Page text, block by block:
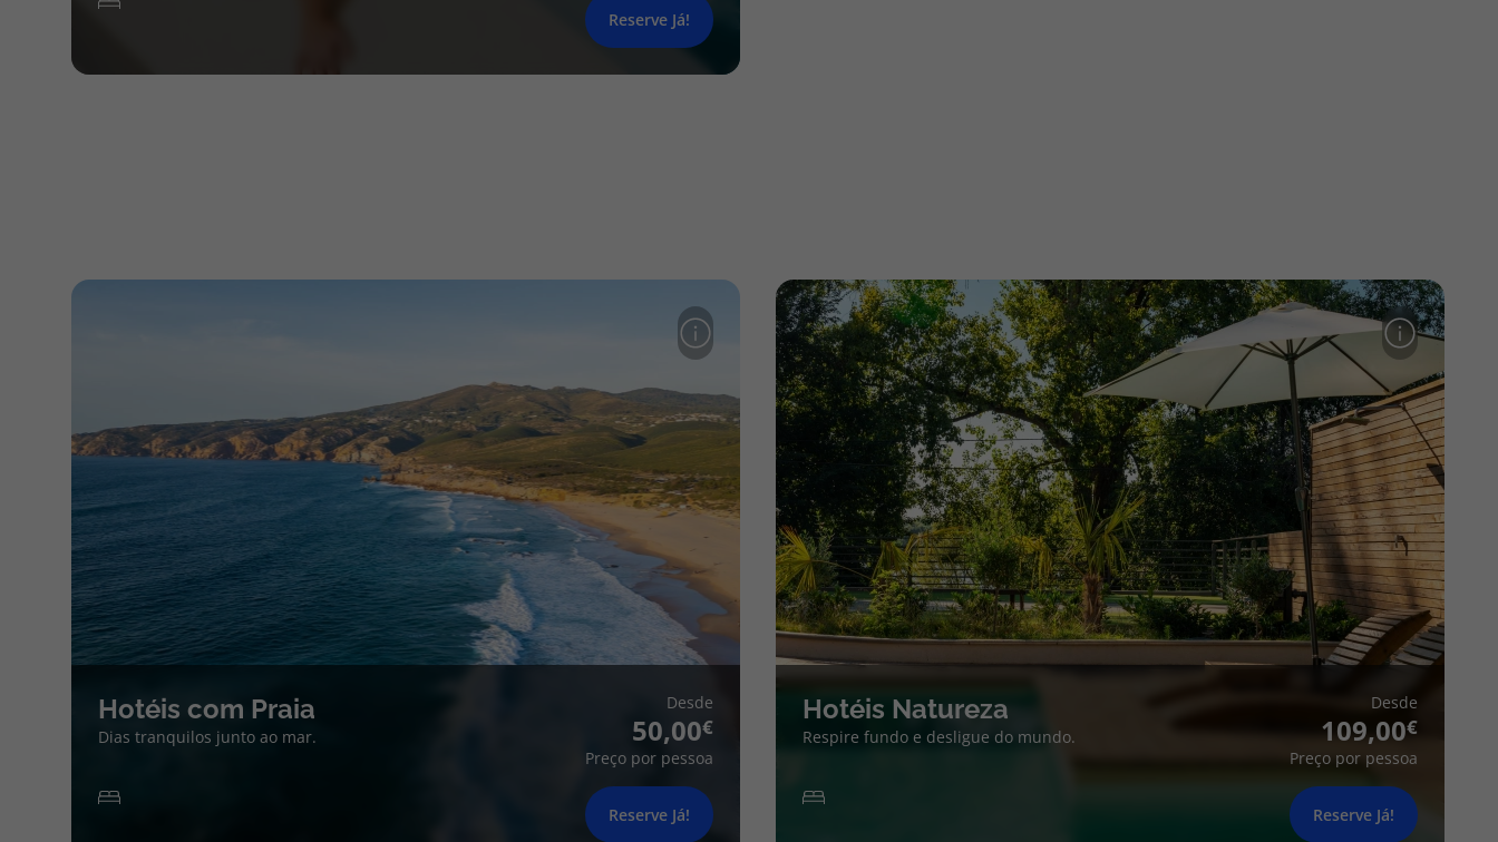
Reserve Já!
Hotéis com Praia
Dias tranquilos junto ao mar.
Desde
50,00
Preço por pessoa
Reserve Já!
Hotéis Natureza
Respire fundo e desligue do mundo.
Desde
109,00
Preço por pessoa
Reserve Já!